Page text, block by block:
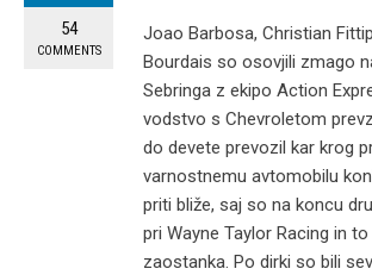
54
COMMENTS
Joao Barbosa, Christian
Bourdais so osovjili zmago
Sebringa z ekipo Action
vodstvo s Chevroletom
do devete prevozil kar krog
varnostnemu avtomobilu
priti bliže, saj so na koncu
pri Wayne Taylor Racing in
zaostanka. Po dirki so bili